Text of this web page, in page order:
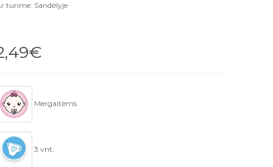
turime: Sandėlyje
Mergaitėms
3 vnt.